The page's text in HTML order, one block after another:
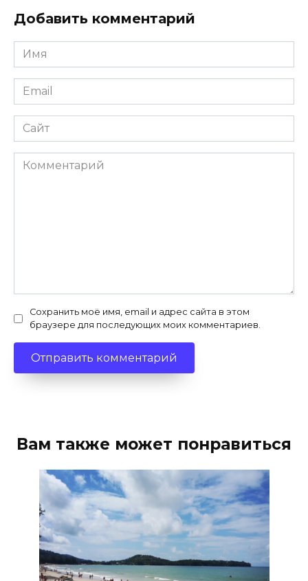
Добавить комментарий
Имя
*
Email
*
Сайт
Комментарий
Сохранить моё имя, email и адрес сайта в этом
браузере для последующих моих комментариев.
Вам также может понравиться